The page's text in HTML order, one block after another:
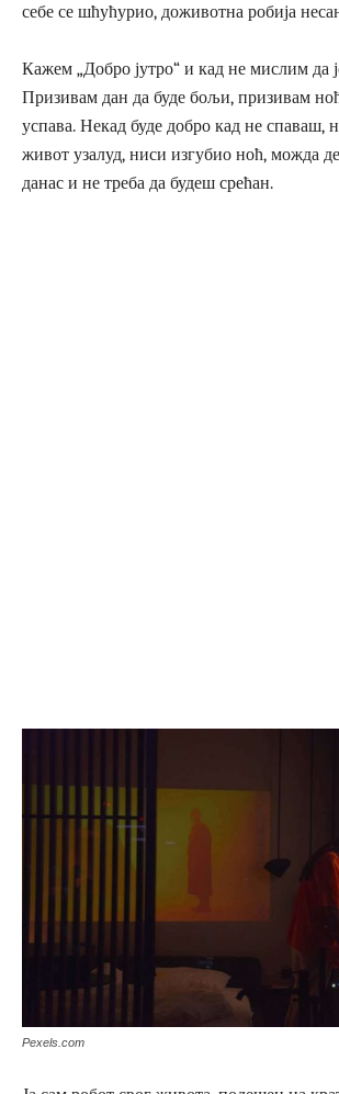
себе се шћућурио, доживотна робија
Кажем „Добро јутро“ и кад не мислим да
Призивам дан да буде бољи, призивам
успава. Некад буде добро кад не спаваш,
живот узалуд, ниси изгубио ноћ, можда
данас и не треба да будеш срећан.
Pexels.com